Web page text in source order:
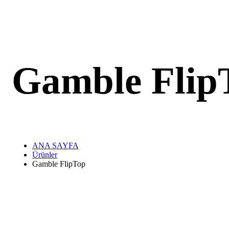
Gamble
ANA SAYFA
Ürünler
Gamble FlipTop